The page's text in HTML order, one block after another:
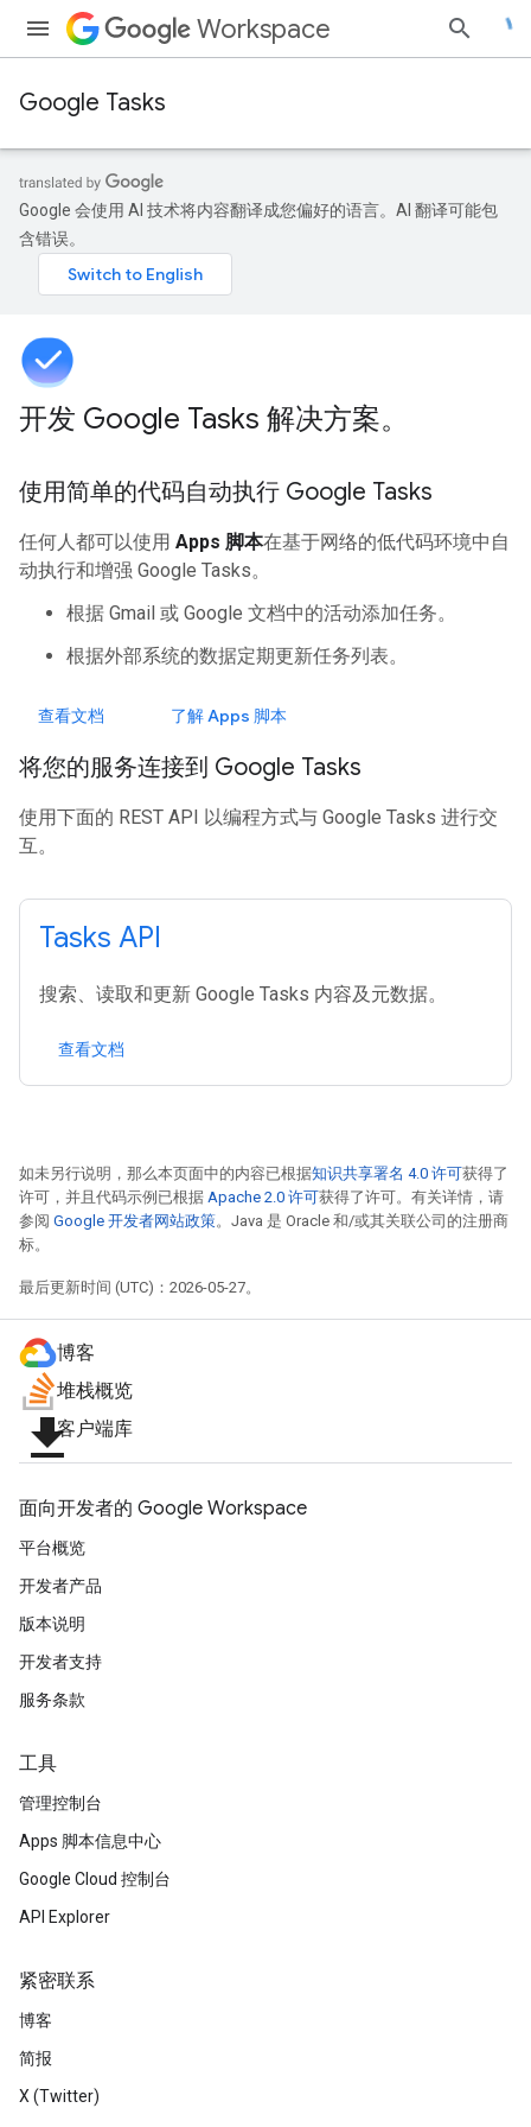
Workspace
Google Tasks
Google 会使用 AI 技术将内容翻译成您偏好的语言。AI 翻译可能包
含错误。
开发 Google Tasks 解决方案。
使用简单的代码自动执行 Google Tasks
任何人都可以使用 Apps 脚本在基于网络的低代码环境中自
动执行和增强 Google Tasks。
根据 Gmail 或 Google 文档中的活动添加任务。
根据外部系统的数据定期更新任务列表。
查看文档 了解 Apps 脚本
将您的服务连接到 Google Tasks
使用下面的 REST API 以编程方式与 Google Tasks 进行交
互。
Tasks API
搜索、读取和更新 Google Tasks 内容及元数据。
查看文档
如未另行说明，那么本页面中的内容已根据知识共享署名 4.0 许可获得了
许可，并且代码示例已根据 Apache 2.0 许可获得了许可。有关详情，请
参阅 Google 开发者网站政策。Java 是 Oracle 和/或其关联公司的注册商
标。
最后更新时间 (UTC)：2026-05-27。
博客
堆栈概览
file_download客户端库
面向开发者的 Google Workspace
平台概览
开发者产品
版本说明
开发者支持
服务条款
工具
管理控制台
Apps 脚本信息中心
Google Cloud 控制台
API Explorer
紧密联系
博客
简报
X (Twitter)